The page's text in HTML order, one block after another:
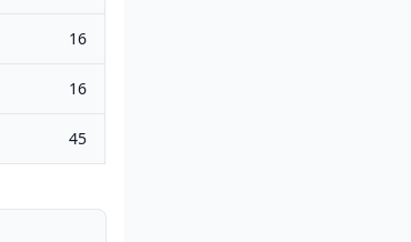
16
16
45